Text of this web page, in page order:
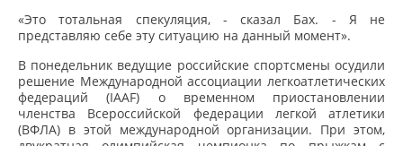
«Это тотальная спекуляция, - сказал Бах. - Я не
представляю себе эту ситуацию на данный момент».
В понедельник ведущие российские спортсмены осудили
решение Международной ассоциации легкоатлетических
федераций (IAAF) о временном приостановлении
членства Всероссийской федерации легкой атлетики
(ВФЛА) в этой международной организации. При этом,